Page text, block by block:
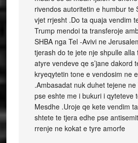
rivendos autoritetin e humbur te
vjet rrjesht .Do ta quaja vendim
Trump mendoi ta transferoje
SHBA nga Tel -Avivi ne
tjerash do te jete nje shpulle alla
atyre vendeve qe s’jane dakord
kryeqytetin tone e vendosim ne
.Ambasadat nuk duhet tejene
pse eshte me i bukuri i qyteteve
Mesdhe .Uroje qe kete vendim
shtete te tjera edhe pse
rrenje ne kokat e tyre amorfe